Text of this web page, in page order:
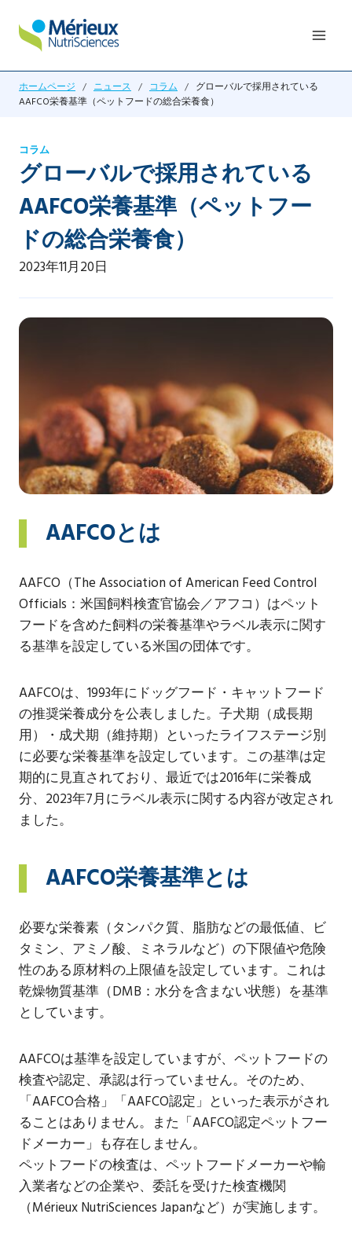
ス
ホームページ / ニュース / コラム / グローバルで採用されている
AAFCO栄養基準（ペットフードの総合栄養食）
コラム
グローバルで採用されている
AAFCO栄養基準（ペットフー
ドの総合栄養食）
2023年11月20日
AAFCOとは
AAFCO（The Association of American Feed Control
Officials：米国飼料検査官協会／アフコ）はペット
フードを含めた飼料の栄養基準やラベル表示に関す
る基準を設定している米国の団体です。
AAFCOは、1993年にドッグフード・キャットフード
の推奨栄養成分を公表しました。子犬期（成長期
用）・成犬期（維持期）といったライフステージ別
に必要な栄養基準を設定しています。この基準は定
期的に見直されており、最近では2016年に栄養成
分、2023年7月にラベル表示に関する内容が改定され
ました。
AAFCO栄養基準とは
必要な栄養素（タンパク質、脂肪などの最低値、ビ
タミン、アミノ酸、ミネラルなど）の下限値や危険
性のある原材料の上限値を設定しています。これは
乾燥物質基準（DMB：水分を含まない状態）を基準
としています。
AAFCOは基準を設定していますが、ペットフードの
検査や認定、承認は行っていません。そのため、
「AAFCO合格」「AAFCO認定」といった表示がされ
ることはありません。また「AAFCO認定ペットフー
ドメーカー」も存在しません。
ペットフードの検査は、ペットフードメーカーや輸
入業者などの企業や、委託を受けた検査機関
（Mérieux NutriSciences Japanなど）が実施します。